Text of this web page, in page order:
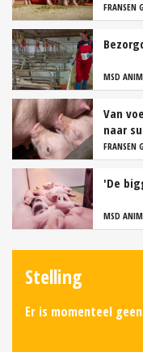
FRANSEN
MSD
Van
naar
FRANSEN
'De
MSD
Stelling
Er is momenteel